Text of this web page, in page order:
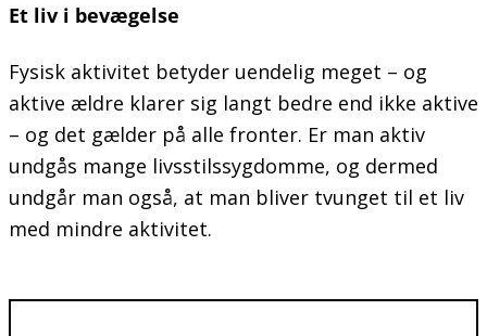
Et liv i bevægelse
Fysisk aktivitet betyder uendelig meget – og
aktive ældre klarer sig langt bedre end ikke aktive
– og det gælder på alle fronter. Er man aktiv
undgås mange livsstilssygdomme, og dermed
undgår man også, at man bliver tvunget til et liv
med mindre aktivitet.